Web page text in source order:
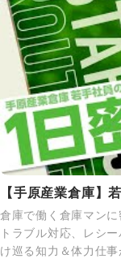
【手原産業倉庫】
倉庫で働く倉庫マン
トラブル対応、レシ
け巡る知力＆体力仕事